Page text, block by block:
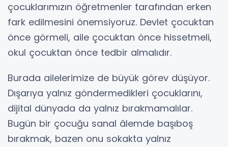
çocuklarımızın öğretmenler tarafından erken
fark edilmesini önemsiyoruz. Devlet çocuktan
önce görmeli, aile çocuktan önce hissetmeli,
okul çocuktan önce tedbir almalıdır.
Burada ailelerimize de büyük görev düşüyor.
Dışarıya yalnız göndermedikleri çocuklarını,
dijital dünyada da yalnız bırakmamalılar.
Bugün bir çocuğu sanal âlemde başıboş
bırakmak, bazen onu sokakta yalnız